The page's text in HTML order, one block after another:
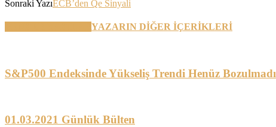
Sonraki YazıECB’den Qe Sinyali
YAZARIN DİĞER İÇERİKLERİ
S&P500 Endeksinde Yükseliş Trendi Henüz Bozulmadı
01.03.2021 Günlük Bülten